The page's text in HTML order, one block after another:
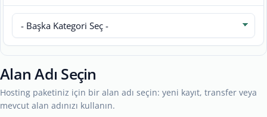
Alan Adı Seçin
Hosting paketiniz için bir alan adı seçin: yeni kayıt, transfer veya
mevcut alan adınızı kullanın.